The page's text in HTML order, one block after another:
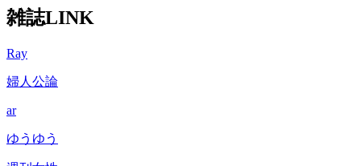
雑誌LINK
Ray
婦人公論
ar
ゆうゆう